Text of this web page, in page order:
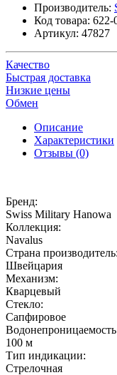
Производитель:
Код товара: 622-
Артикул: 47827
Качество
Быстрая доставка
Низкие цены
Обмен
Описание
Характеристики
Отзывы (0)
Бренд:
Swiss Military Hanowa
Коллекция:
Navalus
Страна производитель:
Швейцария
Механизм:
Кварцевый
Стекло:
Сапфировое
100 м
Тип индикации:
Стрелочная